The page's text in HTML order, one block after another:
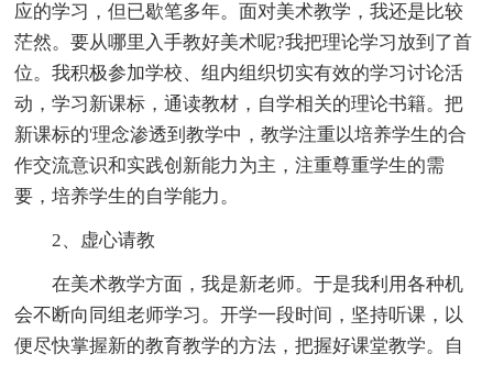
应的学习，但已歇笔多年。面对美术教学，我还是比较
茫然。要从哪里入手教好美术呢?我把理论学习放到了首
位。我积极参加学校、组内组织切实有效的学习讨论活
动，学习新课标，通读教材，自学相关的理论书籍。把
新课标的'理念渗透到教学中，教学注重以培养学生的合
作交流意识和实践创新能力为主，注重尊重学生的需
要，培养学生的自学能力。
2、虚心请教
在美术教学方面，我是新老师。于是我利用各种机
会不断向同组老师学习。开学一段时间，坚持听课，以
便尽快掌握新的教育教学的方法，把握好课堂教学。自